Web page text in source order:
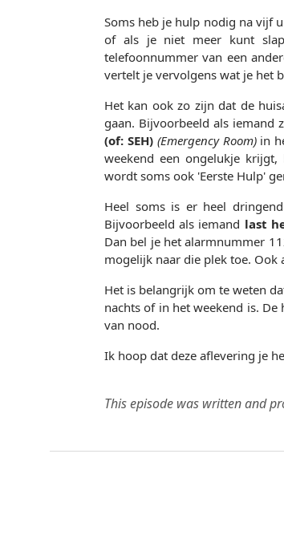
Soms heb je hulp nodig na vijf
of als je niet meer kunt
telefoonnummer van een
vertelt je vervolgens wat je het
Het kan ook zo zijn dat de
gaan. Bijvoorbeeld als iemand
(of: SEH) (Emergency Room)in
weekend een ongelukje krijgt,
wordt soms ook 'Eerste Hulp'
Heel soms is er heel
Bijvoorbeeld als iemand last
Dan bel je het alarmnummer
mogelijk naar die plek toe.
Het is belangrijk om te weten
nachts of in het weekend is.
van nood.
Ik hoop dat deze aflevering je
This episode was written and